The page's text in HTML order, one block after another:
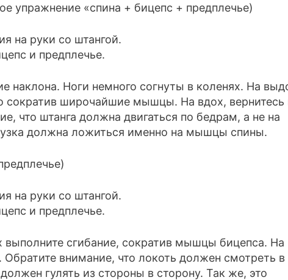
упражнение «спина + бицепс + предплечье)
наклона. Ноги немного согнуты в коленях. На
сократив широчайшие мышцы. На вдох, вернитесь
что штанга должна двигаться по бедрам, а не на
должна ложиться именно на мышцы спины.
сгибание, сократив мышцы бицепса. На
внимание, что локоть должен смотреть в
гулять из стороны в сторону. Так же, это